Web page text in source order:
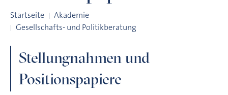
Startseite
Akademie
Gesellschafts- und Politikberatung
Stellungnahmen und
Positionspapiere